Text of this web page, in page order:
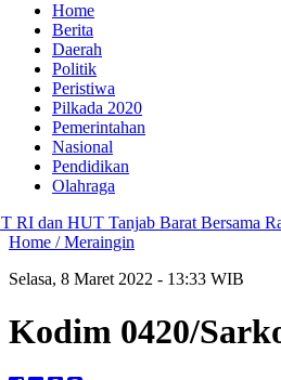
Home
Berita
Daerah
Politik
Peristiwa
Pilkada 2020
Pemerintahan
Nasional
Pendidikan
Olahraga
Barat Bersama Ratusan
Home /Meraingin
Selasa, 8 Maret 2022 - 13:33 WIB
Kodim 0420/